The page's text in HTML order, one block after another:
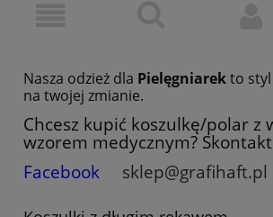
Nasza odzież dla Pielęgniarekto
na twojej zmianie.
Chcesz kupić koszulkę/polar z
wzorem medycznym?
Facebook
sklep@grafihaft.pl